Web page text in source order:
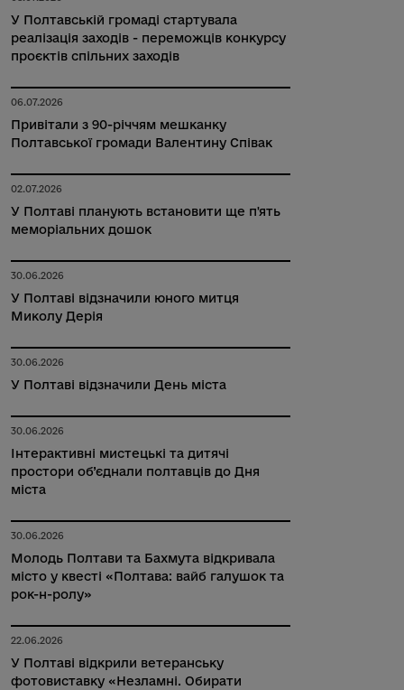
У Полтавській громаді стартувала
реалізація заходів - переможців конкурсу
проєктів спільних заходів
06.07.2026
Привітали з 90-річчям мешканку
Полтавської громади Валентину Співак
02.07.2026
У Полтаві планують встановити ще п'ять
меморіальних дошок
30.06.2026
У Полтаві відзначили юного митця
Миколу Дерія
30.06.2026
У Полтаві відзначили День міста
30.06.2026
Інтерактивні мистецькі та дитячі
простори об’єднали полтавців до Дня
міста
30.06.2026
Молодь Полтави та Бахмута відкривала
місто у квесті «Полтава: вайб галушок та
рок-н-ролу»
22.06.2026
У Полтаві відкрили ветеранську
фотовиставку «Незламні. Обирати